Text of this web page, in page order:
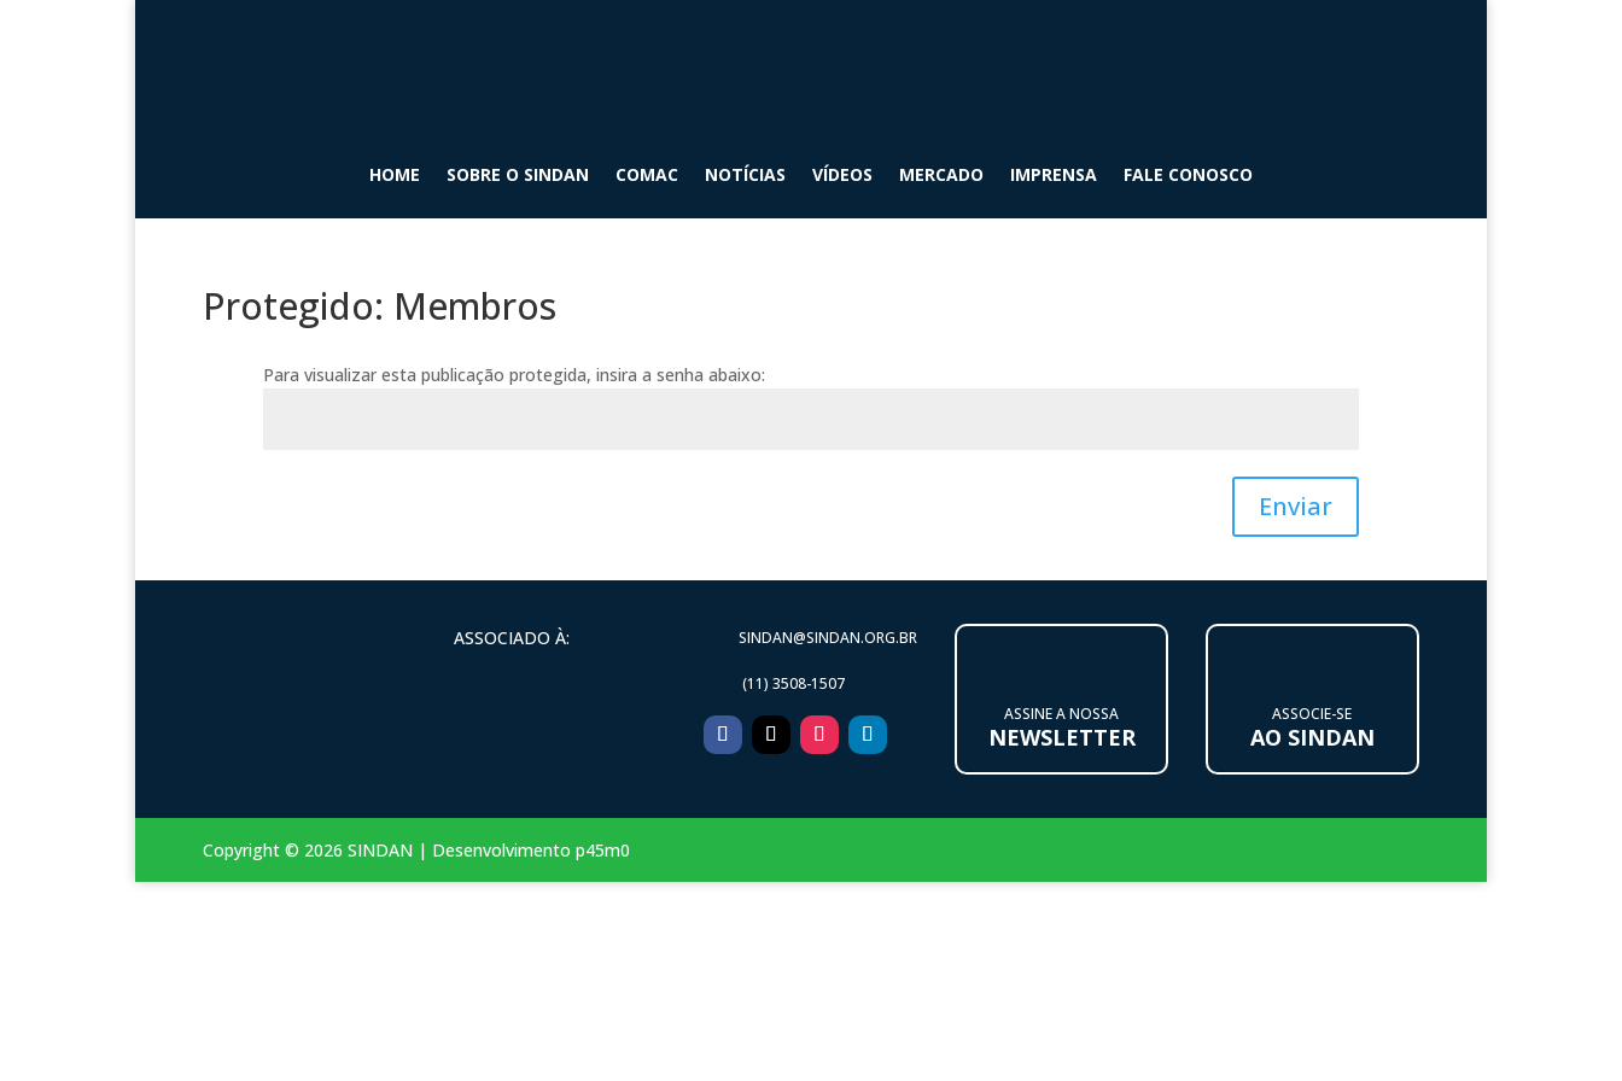
HOME SOBRE O SINDAN COMAC NOTÍCIAS VÍDEOS MERCADO IMPRENSA FALE CONOSCO
Protegido: Membros
Para visualizar esta publicação protegida, insira a senha abaixo:
Enviar
ASSOCIADO À: SINDAN@SINDAN.ORG.BR
(11) 3508-1507
ASSINE A NOSSA
NEWSLETTER
ASSOCIE-SE
AO SINDAN
Copyright © 2026 SINDAN | Desenvolvimento p45m0